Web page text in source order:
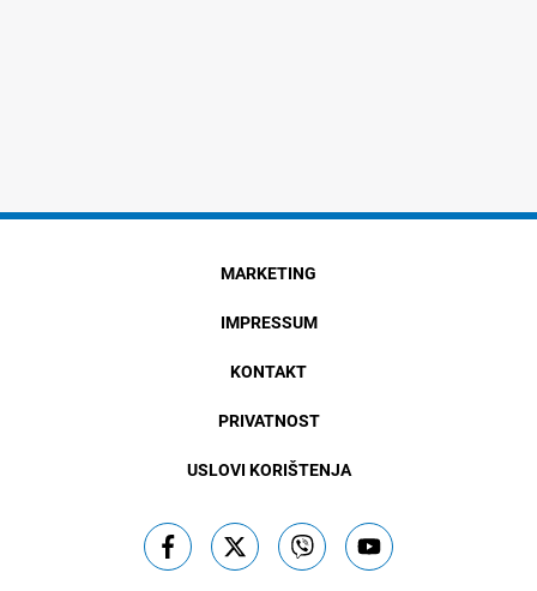
MARKETING
IMPRESSUM
KONTAKT
PRIVATNOST
USLOVI KORIŠTENJA